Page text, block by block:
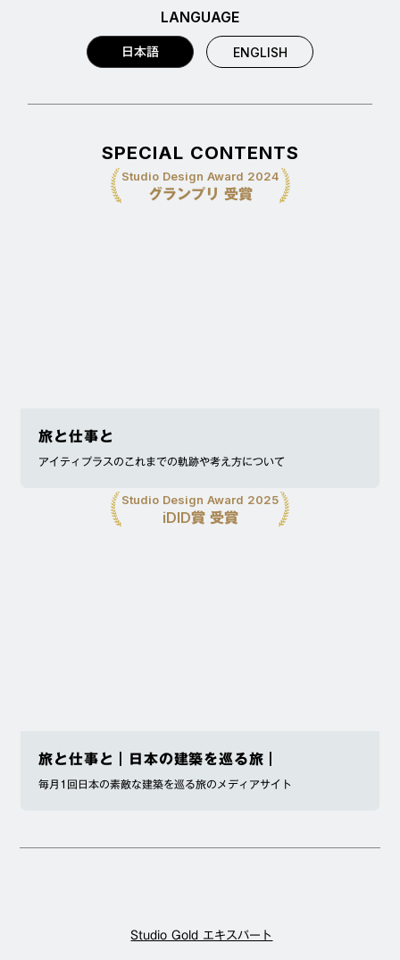
LANGUAGE
日本語 ENGLISH
SPECIAL CONTENTS
Studio Design Award 2024
グランプリ 受賞
旅と仕事と
アイティプラスのこれまでの軌跡や考え方について
Studio Design Award 2025
iDID賞 受賞
旅と仕事と｜日本の建築を巡る旅｜
毎月1回日本の素敵な建築を巡る旅のメディアサイト
Studio Gold エキスパート